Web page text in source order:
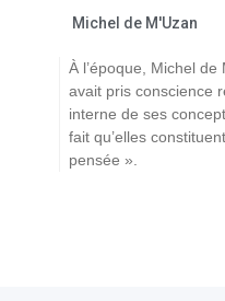
Michel de M'Uzan
À l’époque, Michel de
avait pris conscience
interne de ses
fait qu’elles
pensée ».